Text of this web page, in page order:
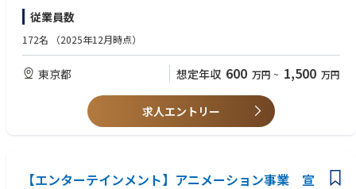
※エンセイピアグループの技術スタック一覧は[こちら]
・安定基盤の上で、0→1のAI開発文化を定義できる
・未来投資される予算など会社として挑戦を後押しする環境
的な開発組織です。
アント開発経験
【歓迎スキル】
・クラウドサービス (AWS, GCP, Azure) の経験およびコンテナ技術 (Docke
r, Kubernetes) の理解
・大規模かつ複雑なアーキテクチャの設計* 構築のご経験
・AIを単なるツールではなく「知的パートナー」と捉えられる方
従業員数
172名 （2025年12月時点）
東京都 想定年収 600 万円 ~ 1,500 万円
求人エントリー
【エンターテインメント】アニメーション事業 宣